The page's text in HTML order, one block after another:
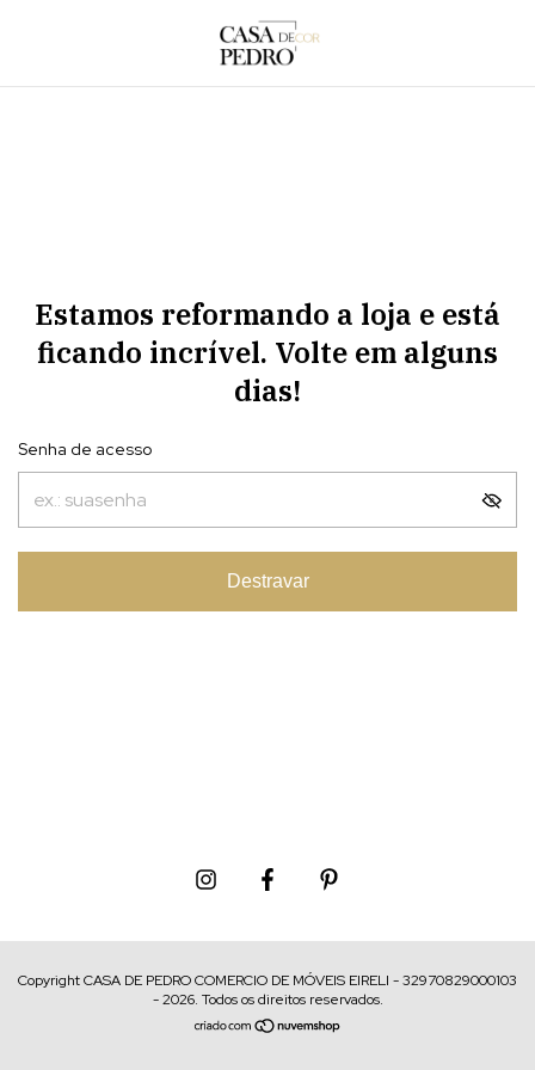
Estamos reformando a loja e está
ficando incrível. Volte em alguns
dias!
Senha de acesso
Destravar
Copyright CASA DE PEDRO COMERCIO DE MÓVEIS EIRELI - 32970829000103
- 2026. Todos os direitos reservados.